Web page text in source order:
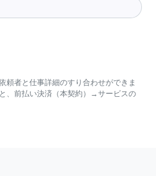
頼者と仕事詳細のすり合わせができま
、前払い決済（本契約）→サービスの